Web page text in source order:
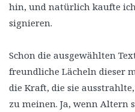
hin, und natürlich kaufte
signieren.
Schon die ausgewählten
freundliche Lächeln dieser
die Kraft, die sie
zu meinen. Ja, wenn Altern